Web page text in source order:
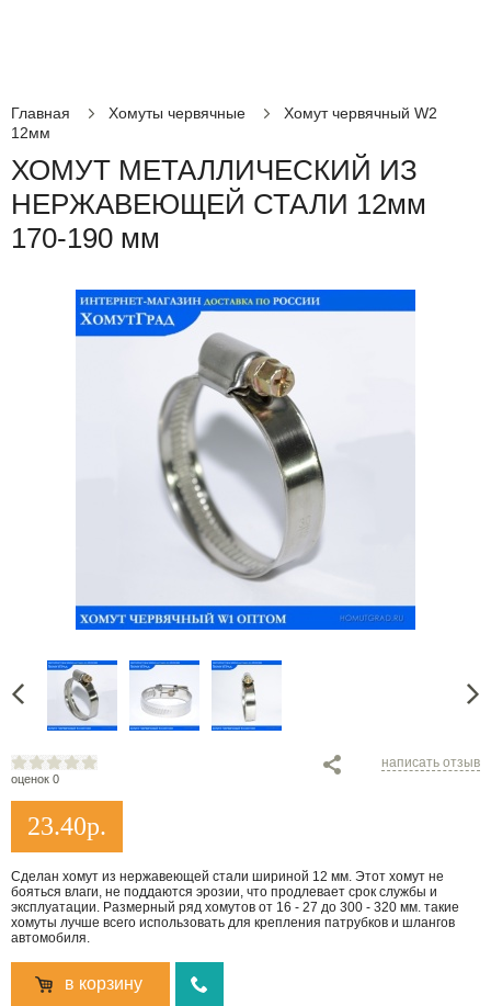
Главная Хомуты червячные
Хомут червячный W2
12мм
ХОМУТ МЕТАЛЛИЧЕСКИЙ ИЗ
НЕРЖАВЕЮЩЕЙ СТАЛИ 12мм
170-190 мм
оценок 0
написать отзыв
23.40р.
Сделан хомут из нержавеющей стали шириной 12 мм. Этот хомут не
бояться влаги, не поддаются эрозии, что продлевает срок службы и
эксплуатации. Размерный ряд хомутов от 16 - 27 до 300 - 320 мм. такие
хомуты лучше всего использовать для крепления патрубков и шлангов
автомобиля.
в корзину